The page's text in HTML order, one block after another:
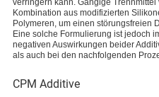
verringern kann. Gängige
Kombination aus modifizierten
Polymeren, um einen störungsfreien
Eine solche Formulierung ist jedoch
negativen Auswirkungen beider
als auch bei den nachfolgenden
CPM Additive